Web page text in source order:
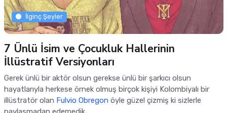
İlginç Şeyler
7 Ünlü İsim ve Çocukluk Hallerinin
İllüstratif Versiyonları
Gerek ünlü bir aktör olsun gerekse ünlü bir şarkıcı olsun
hayatlarıyla herkese örnek olmuş birçok kişiyi Kolombiyalı bir
illüstratör olan Fulvio Obregonöyle güzel çizmiş ki sizlerle